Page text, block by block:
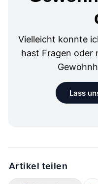
Vielleicht konnte
hast Fragen oder
Lass
Artikel teilen